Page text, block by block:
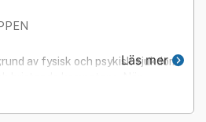
av fysisk och psykisk sjukdom,
Läs mer